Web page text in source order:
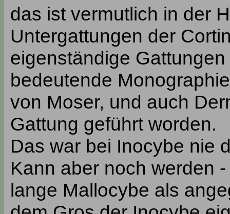
das ist vermutlich in der
Untergattungen der
eigenständige
bedeutende
von Moser, und auch
Gattung geführt worden.
Das war bei Inocybe nie
Kann aber noch werden
lange Mallocybe als